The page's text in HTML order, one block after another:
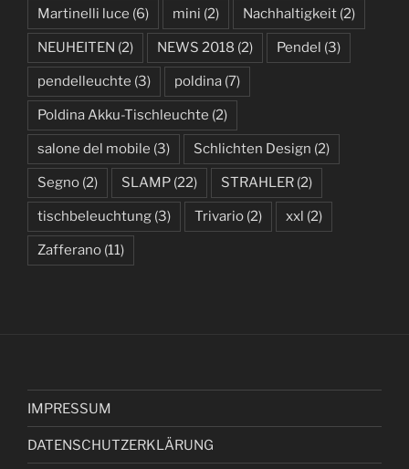
Martinelli luce (6) mini (2) Nachhaltigkeit (2)
NEUHEITEN (2) NEWS 2018 (2) Pendel (3)
pendelleuchte (3) poldina (7)
Poldina Akku-Tischleuchte (2)
salone del mobile (3) Schlichten Design (2)
Segno (2) SLAMP (22) STRAHLER (2)
tischbeleuchtung (3) Trivario (2) xxl (2)
Zafferano (11)
IMPRESSUM
DATENSCHUTZERKLÄRUNG